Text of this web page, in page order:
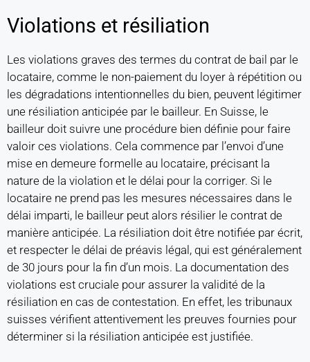
Violations et résiliation
Les violations graves des termes du contrat de bail par le
locataire, comme le non-paiement du loyer à répétition ou
les dégradations intentionnelles du bien, peuvent légitimer
une résiliation anticipée par le bailleur. En Suisse, le
bailleur doit suivre une procédure bien définie pour faire
valoir ces violations. Cela commence par l’envoi d’une
mise en demeure formelle au locataire, précisant la
nature de la violation et le délai pour la corriger. Si le
locataire ne prend pas les mesures nécessaires dans le
délai imparti, le bailleur peut alors résilier le contrat de
manière anticipée. La résiliation doit être notifiée par écrit,
et respecter le délai de préavis légal, qui est généralement
de 30 jours pour la fin d’un mois. La documentation des
violations est cruciale pour assurer la validité de la
résiliation en cas de contestation. En effet, les tribunaux
suisses vérifient attentivement les preuves fournies pour
déterminer si la résiliation anticipée est justifiée.